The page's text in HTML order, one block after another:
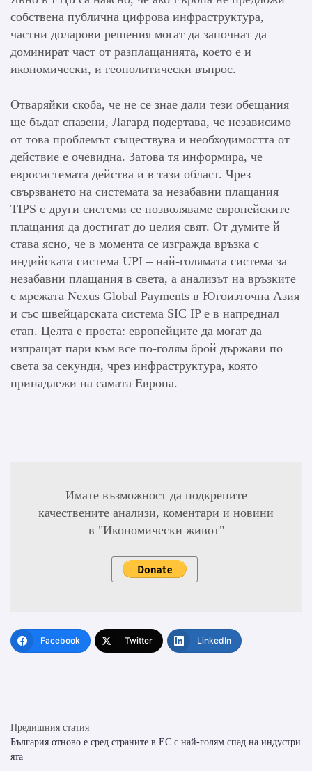
собствена публична цифрова инфраструктура,
частни доларови решения могат да започнат да
доминират част от разплащанията, което е и
икономически, и геополитически въпрос.
Отваряйки скоба, че не се знае дали тези обещания
ще бъдат спазени, Лагард подертава, че независимо
от това проблемът съществува и необходимостта от
действие е очевидна. Затова тя информира, че
евросистемата действа и в тази област. Чрез
свързването на системата за незабавни плащания
TIPS с други системи се позволяваме европейските
плащания да достигат до целия свят. От думите й
става ясно, че в момента се изгражда връзка с
индийската система UPI – най-голямата система за
незабавни плащания в света, а анализът на връзките
с мрежата Nexus Global Payments в Югоизточна Азия
и със швейцарската система SIC IP е в напреднал
етап. Целта е проста: европейците да могат да
изпращат пари към все по-голям брой държави по
света за секунди, чрез инфраструктура, която
принадлежи на самата Европа.
Имате възможност да подкрепите
качествените анализи, коментари и новини
в "Икономически живот"
Facebook Twitter LinkedIn
Предишния статия
България отново е сред страните в ЕС с най-голям спад на индустри
ята